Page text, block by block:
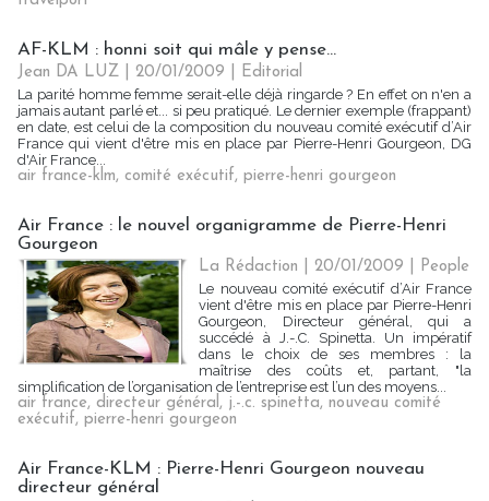
AF-KLM : honni soit qui mâle y pense...
Jean DA LUZ | 20/01/2009
Editorial
La parité homme femme serait-elle déjà ringarde ? En effet on n'en a
jamais autant parlé et... si peu pratiqué. Le dernier exemple (frappant)
en date, est celui de la composition du nouveau comité exécutif d’Air
France qui vient d'être mis en place par Pierre-Henri Gourgeon, DG
d'Air France...
air france-klm, comité exécutif, pierre-henri gourgeon
Air France : le nouvel organigramme de Pierre-Henri
Gourgeon
La Rédaction | 20/01/2009
People
Le nouveau comité exécutif d’Air France
vient d'être mis en place par Pierre-Henri
Gourgeon, Directeur général, qui a
succédé à J.-.C. Spinetta. Un impératif
dans le choix de ses membres : la
maîtrise des coûts et, partant, "la
simplification de l’organisation de l’entreprise est l’un des moyens...
air france, directeur général, j.-.c. spinetta, nouveau comité
exécutif, pierre-henri gourgeon
Air France-KLM : Pierre-Henri Gourgeon nouveau
directeur général